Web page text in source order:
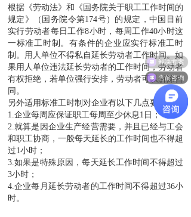
根据《劳动法》和《国务院关于职工工作时间的
规定》（国务院令第174号）的规定，中国目前
实行劳动者每日工作8小时，每周工作40小时这
一标准工时制。有条件的企业应实行标准工时
制。用人单位不得私自延长劳动者工作时间。如
果用人单位违法延长劳动者的工作时间，劳动者
有权拒绝，若单位强行安排，劳动者可以解除合
同。
另外适用标准工时制对企业有以下几点要求：
1.企业每周应保证职工每周至少休息1日；
2.就算是因企业生产经营需要，并且已经与工会
和职工协商，一般每天延长的工作时间也不得超
过1小时；
3.如果是特殊原因，每天延长工作时间不得超过
3小时；
4.企业每月延长劳动者的工作时间不得超过36小
时。
解决方案
售前咨询